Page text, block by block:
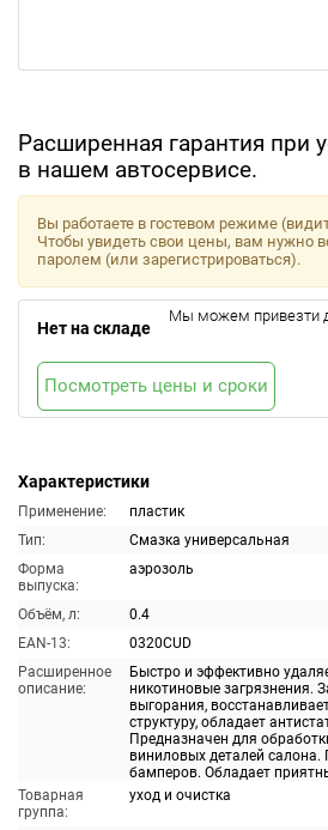
Расширенная гарантия при
в нашем автосервисе.
Характеристики
Применение:
пластик
Тип:
Смазка универсальная
Форма
выпуска:
аэрозоль
Объём, л:
0.4
EAN-13:
0320CUD
Расширенное
описание:
Быстро и эффективно
никотиновые загрязнения.
выгорания,
структуру, обладает
Предназначен для
виниловых деталей
бамперов. Обладает
Товарная
группа:
уход и очистка
Вы работаете в гостевом режиме
Чтобы увидеть свои цены, вам нужно
паролем (или зарегистрироваться).
Нет на складе
Мы можем привезти
Посмотреть цены и сроки